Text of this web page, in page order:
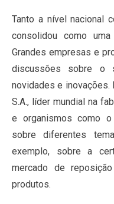
Tanto a nível nacional
consolidou como
Grandes empresas e
discussões sobre o
novidades e inovações.
S.A., líder mundial na
e organismos como o
sobre diferentes
exemplo, sobre a
mercado de
produtos.